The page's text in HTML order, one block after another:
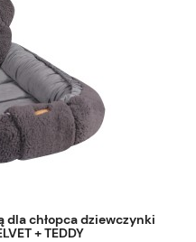
dla chłopca dziewczynki
+ TEDDY